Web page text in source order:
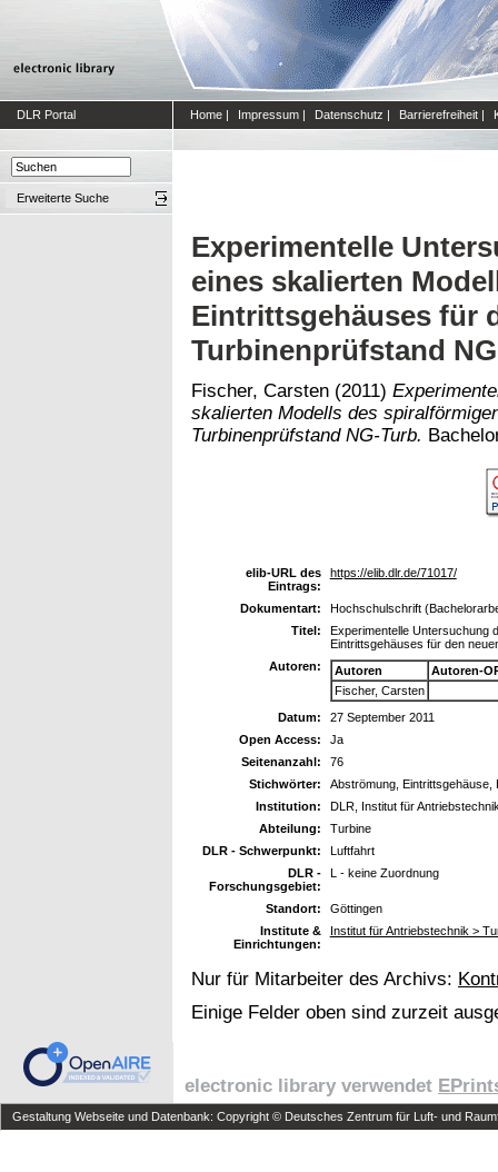
DLR Portal Home | Impressum | Datenschutz | Barrierefreiheit |
Erweiterte Suche
Experimentelle
eines skalierten
Eintrittsgehäuses für
Turbinenprüfstand
Fischer, Carsten (2011)
skalierten Modells des
Turbinenprüfstand NG-Turb.
elib-URL des
Eintrags:
https://elib.dlr.de/71017/
Dokumentart:
Hochschulschrift
Titel:
Experimentelle Untersuchung
Eintrittsgehäuses für den
Autoren:
Autoren
Autoren-
Fischer, Carsten
Datum:
27 September 2011
Open Access:
Ja
Seitenanzahl:
76
Stichwörter:
Abströmung, Eintrittsgehäuse,
Institution:
DLR, Institut für
Abteilung:
Turbine
DLR - Schwerpunkt:
Luftfahrt
DLR -
Forschungsgebiet:
L - keine Zuordnung
Standort:
Göttingen
Institute &
Einrichtungen:
Institut für Antriebstechnik >
Nur für Mitarbeiter des Archivs:
Einige Felder oben sind zurzeit
electronic library verwendet
Gestaltung Webseite und Datenbank: Copyright © Deutsches Zentrum für Luft- und